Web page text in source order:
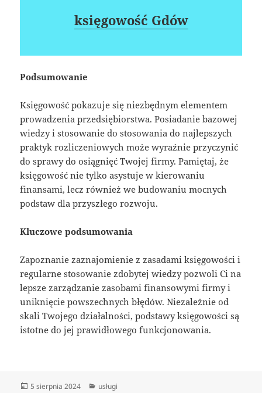
księgowość Gdów
Podsumowanie
Księgowość pokazuje się niezbędnym elementem
prowadzenia przedsiębiorstwa. Posiadanie bazowej
wiedzy i stosowanie do stosowania do najlepszych
praktyk rozliczeniowych może wyraźnie przyczynić
do sprawy do osiągnięć Twojej firmy. Pamiętaj, że
księgowość nie tylko asystuje w kierowaniu
finansami, lecz również we budowaniu mocnych
podstaw dla przyszłego rozwoju.
Kluczowe podsumowania
Zapoznanie zaznajomienie z zasadami księgowości i
regularne stosowanie zdobytej wiedzy pozwoli Ci na
lepsze zarządzanie zasobami finansowymi firmy i
uniknięcie powszechnych błędów. Niezależnie od
skali Twojego działalności, podstawy księgowości są
istotne do jej prawidłowego funkcjonowania.
Data
5 sierpnia 2024 Kategorie
usługi